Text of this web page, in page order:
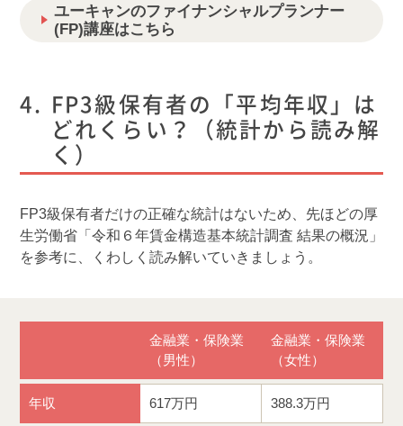
ユーキャンのファイナンシャルプランナー
(FP)講座はこちら
FP3級保有者の「平均年収」は
どれくらい？（統計から読み解
く）
FP3級保有者だけの正確な統計はないため、先ほどの厚
生労働省「令和６年賃金構造基本統計調査 結果の概況」
を参考に、くわしく読み解いていきましょう。
金融業・保険業
（男性）
金融業・保険業
（女性）
年収 617万円 388.3万円